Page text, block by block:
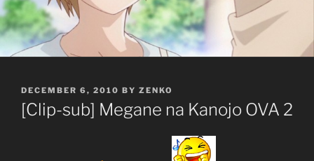
POSTED
ON
DECEMBER 6, 2010 BY ZENKO
[Clip-sub] Megane na Kanojo OVA 2